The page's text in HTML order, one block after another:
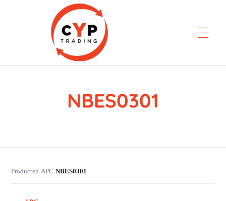
CYP TradingNBES0301
Producten›APC›NBES0301